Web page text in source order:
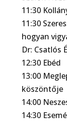
11:30
11:30
hogyan
Dr: Csatlós
12:30 Ebéd
13:00
köszöntője
14:00
14:30